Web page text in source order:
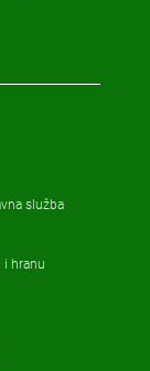
služba
i hranu